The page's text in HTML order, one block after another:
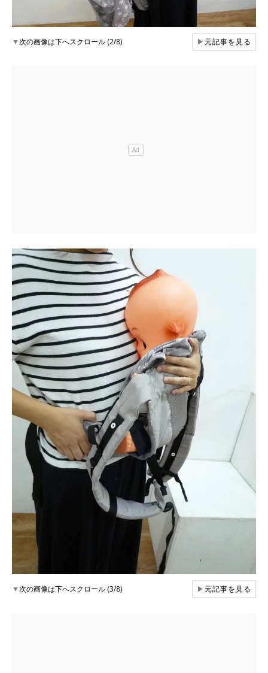
▼次の画像は下へスクロール (2/8) ▶元記事を見る
▼次の画像は下へスクロール (3/8) ▶元記事を見る